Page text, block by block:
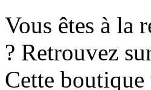
Vous êtes à la
? Retrouvez
Cette